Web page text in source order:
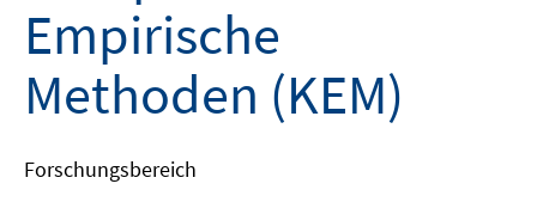
Empirische
Methoden (KEM)
Forschungsbereich